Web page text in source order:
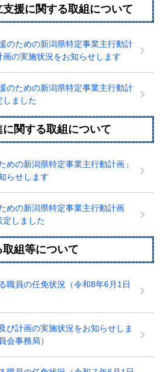
援に関する取組について
のための新潟県特定事業主行動計
の実施状況をお知らせします
のための新潟県特定事業主行動計
しました
関する取組について
めの新潟県特定事業主行動計画」
らせします
めの新潟県特定事業主行動計画
定しました
組等について
職員の任免状況（令和8年6月1日
び計画の実施状況をお知らせしま
会事務局）